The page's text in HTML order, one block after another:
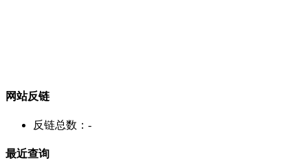
网站反链
反链总数： -
最近查询